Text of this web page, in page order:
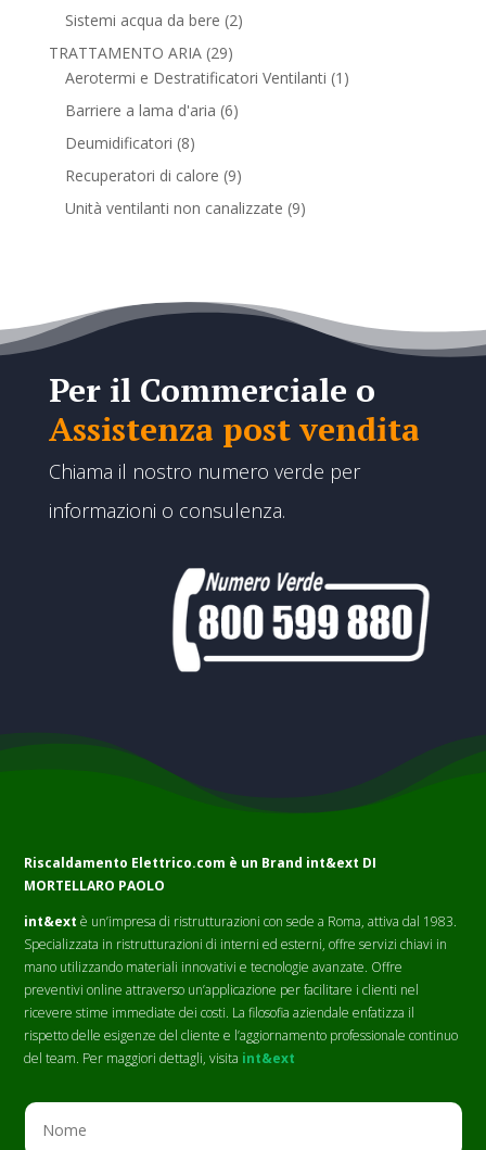
Sistemi acqua da bere 22
TRATTAMENTO ARIA 2929
prodotti
Aerotermi e Destratificatori Ventilanti 1 1
Barriere a lama d'aria 66
Deumidificatori 88
prodotti
Recuperatori di calore 99
prodotti
Unità ventilanti non canalizzate 99
Per il Commerciale o
Assistenza post vendita
Chiama il nostro numero verde per
informazioni o consulenza.
Riscaldamento Elettrico.com è un Brand int&ext DI
MORTELLARO PAOLO
int&ext è un’impresa di ristrutturazioni con sede a Roma, attiva dal 1983.
Specializzata in ristrutturazioni di interni ed esterni, offre servizi chiavi in
mano utilizzando materiali innovativi e tecnologie avanzate. Offre
preventivi online attraverso un’applicazione per facilitare i clienti nel
ricevere stime immediate dei costi. La filosofia aziendale enfatizza il
rispetto delle esigenze del cliente e l’aggiornamento professionale continuo
del team. Per maggiori dettagli, visita int&ext